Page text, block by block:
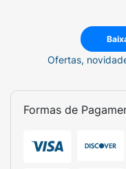
Ofertas,
Formas de